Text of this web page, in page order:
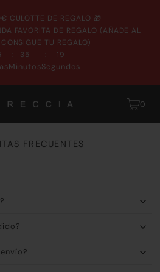
CULOTTE DE REGALO 🎁
FAVORITA DE REGALO (AÑADE AL
TU REGALO)
: 35
Minutos
: 18
Segundos
0
FRECUENTES